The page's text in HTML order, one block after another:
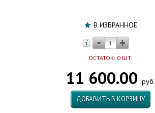
В ИЗБРАННОЕ
ОСТАТОК: 0 ШТ.
11 600.00 руб.
ДОБАВИТЬ В КОРЗИНУ